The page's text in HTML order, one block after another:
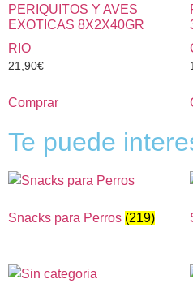
PERIQUITOS Y AVES
EXOTICAS 8X2X40GR
RIO
21,90€
Comprar
Te puede
Snacks para Perros (219)